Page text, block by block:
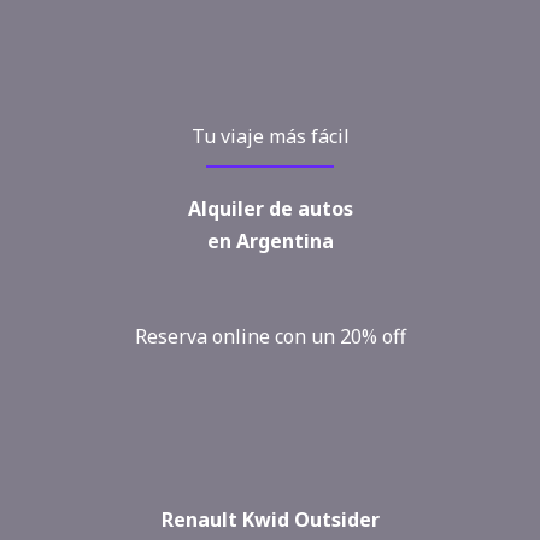
Tu viaje más fácil
Alquiler de autos
en Argentina
Reserva online con un 20% off
Renault Kwid Outsider